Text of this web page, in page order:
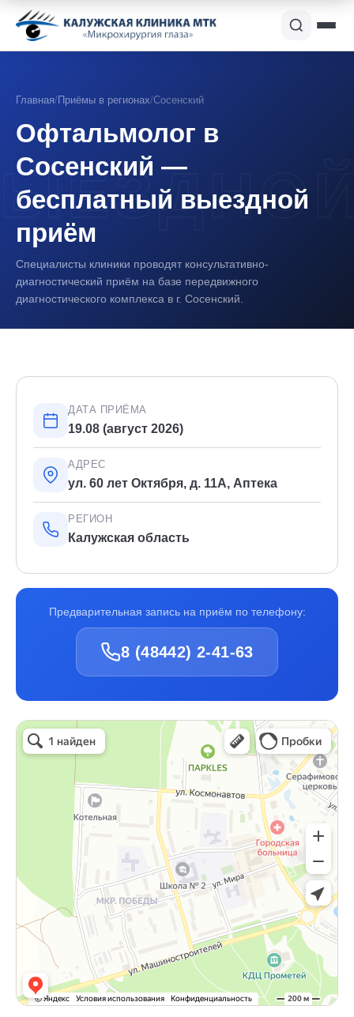
Главная/Приёмы в регионах/Сосенский
Офтальмолог в
Сосенский —
бесплатный выездной
приём
Специалисты клиники проводят консультативно-
диагностический приём на базе передвижного
диагностического комплекса в г. Сосенский.
ДАТА ПРИЁМА
19.08 (август 2026)
АДРЕС
ул. 60 лет Октября, д. 11А, Аптека
РЕГИОН
Калужская область
Предварительная запись на приём по телефону:
8 (48442) 2-41-63